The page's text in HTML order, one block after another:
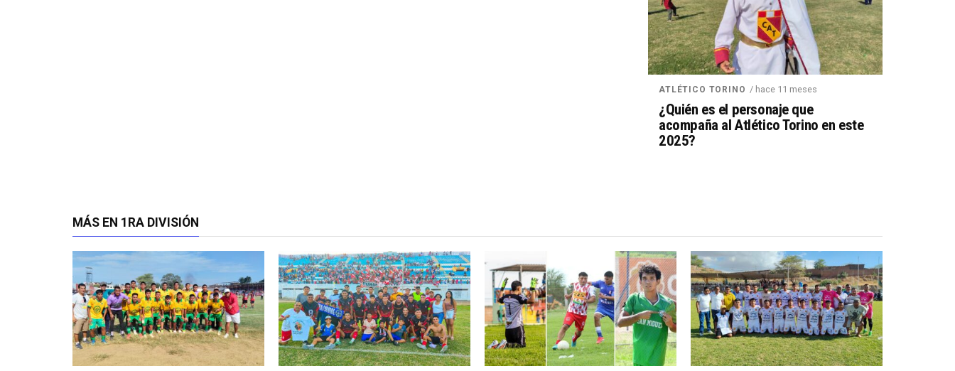
ATLÉTICO TORINO / hace 11 meses
¿Quién es el personaje que
acompaña al Atlético Torino en este
2025?
MÁS EN 1RA DIVISIÓN